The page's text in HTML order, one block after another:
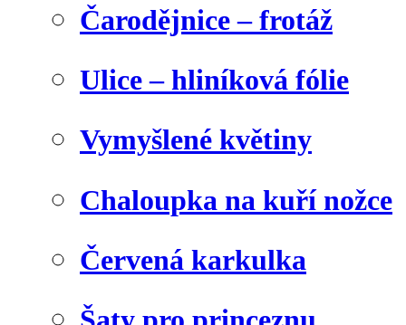
Čarodějnice – frotáž
Ulice – hliníková fólie
Vymyšlené květiny
Chaloupka na kuří nožce
Červená karkulka